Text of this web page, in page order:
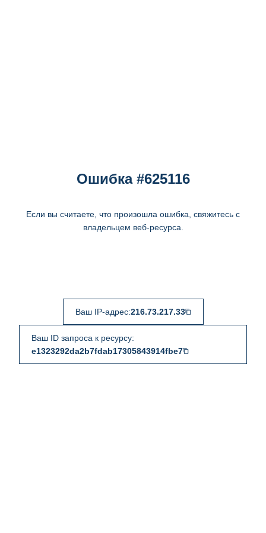
Ошибка #625116
Если вы считаете, что произошла ошибка, свяжитесь с
владельцем веб-ресурса.
Ваш IP-адрес:216.73.217.33
Ваш ID запроса к ресурсу:
e1323292da2b7fdab17305843914fbe7